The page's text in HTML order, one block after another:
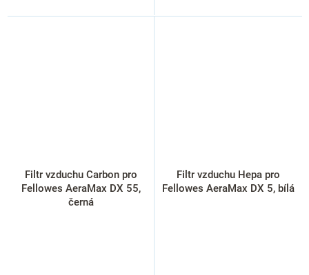
Filtr vzduchu Carbon pro
Fellowes AeraMax DX 55,
černá
Filtr vzduchu Hepa pro
Fellowes AeraMax DX 5, bílá